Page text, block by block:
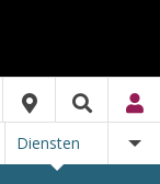
Diensten